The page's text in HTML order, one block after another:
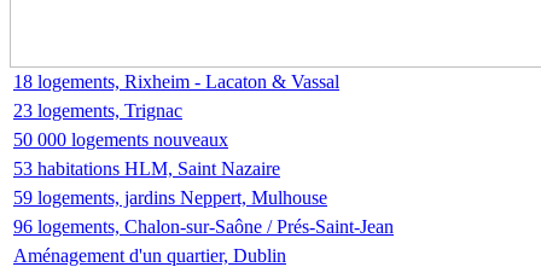
18 logements, Rixheim - Lacaton & Vassal
23 logements, Trignac
50 000 logements nouveaux
53 habitations HLM, Saint Nazaire
59 logements, jardins Neppert, Mulhouse
96 logements, Chalon-sur-Saône / Prés-Saint-Jean
Aménagement d'un quartier, Dublin